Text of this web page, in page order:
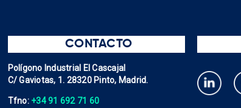
CONTACTO
Polígono Industrial El Cascajal
C/ Gaviotas, 1. 28320 Pinto, Madrid.
Tfno: +34 91 692 71 60